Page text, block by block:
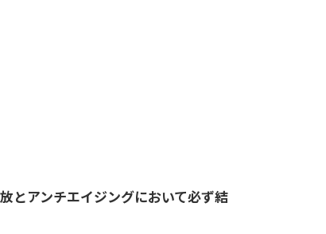
とアンチエイジングにおいて必ず結